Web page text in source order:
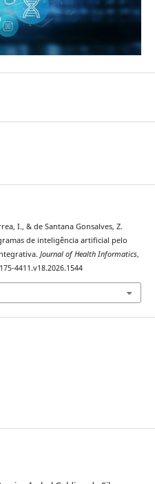
I., & de Santana Gonsalves, Z.
de inteligência artificial pelo
Journal of Health Informatics,
4411.v18.2026.1544